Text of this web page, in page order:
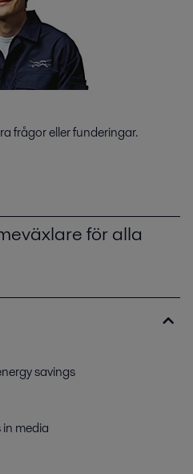
frågor eller funderingar.
för alla
savings
media